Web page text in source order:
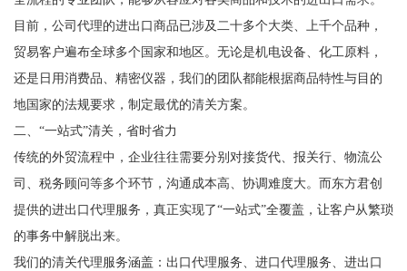
目前，公司代理的进出口商品已涉及二十多个大类、上千个品种，
贸易客户遍布全球多个国家和地区。无论是机电设备、化工原料，
还是日用消费品、精密仪器，我们的团队都能根据商品特性与目的
地国家的法规要求，制定最优的清关方案。
二、“一站式”清关，省时省力
传统的外贸流程中，企业往往需要分别对接货代、报关行、物流公
司、税务顾问等多个环节，沟通成本高、协调难度大。而东方君创
提供的进出口代理服务，真正实现了“一站式”全覆盖，让客户从繁琐
的事务中解脱出来。
我们的清关代理服务涵盖：出口代理服务、进口代理服务、进出口